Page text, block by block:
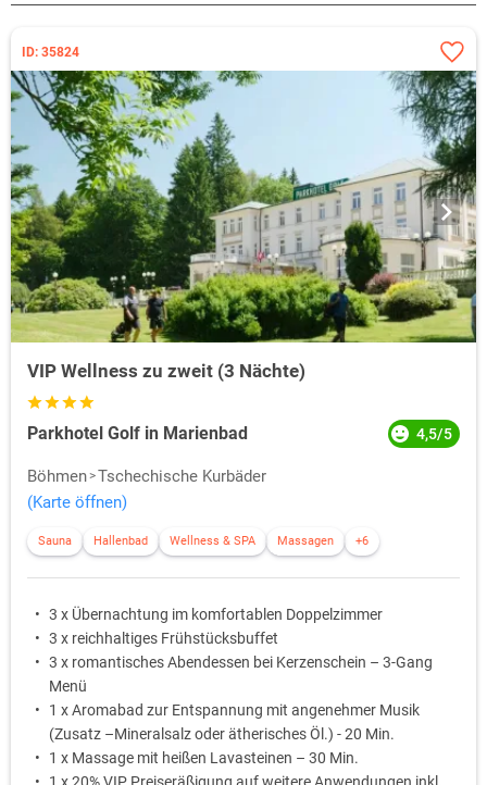
ID: 35824
VIP Wellness zu zweit (3 Nächte)
Parkhotel Golf in Marienbad 4,5/5
Böhmen Tschechische Kurbäder
(Karte öffnen)
Sauna Hallenbad Wellness & SPA Massagen +6
3 x Übernachtung im komfortablen Doppelzimmer
3 x reichhaltiges Frühstücksbuffet
3 x romantisches Abendessen bei Kerzenschein – 3-Gang
Menü
1 x Aromabad zur Entspannung mit angenehmer Musik
(Zusatz –Mineralsalz oder ätherisches Öl.) - 20 Min.
1 x Massage mit heißen Lavasteinen – 30 Min.